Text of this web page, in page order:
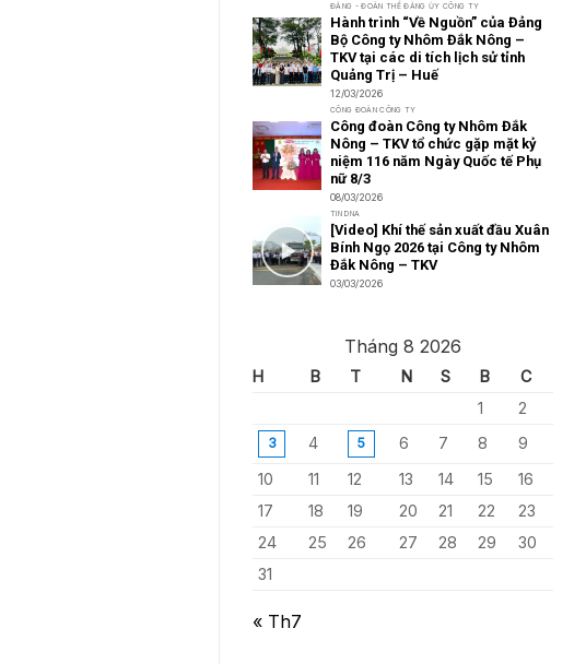
ĐẢNG - ĐOÀN THỂ ĐẢNG ỦY CÔNG TY
Hành trình “Về Nguồn” của Đảng
Bộ Công ty Nhôm Đắk Nông –
TKV tại các di tích lịch sử tỉnh
Quảng Trị – Huế
12/03/2026
CÔNG ĐOÀN CÔNG TY
Công đoàn Công ty Nhôm Đắk
Nông – TKV tổ chức gặp mặt kỷ
niệm 116 năm Ngày Quốc tế Phụ
nữ 8/3
08/03/2026
TIN DNA
[Video] Khí thế sản xuất đầu Xuân
Bính Ngọ 2026 tại Công ty Nhôm
Đắk Nông – TKV
03/03/2026
Tháng 8 2026
H B T N S B
C
1
2
3 4 5 6 7 8
9
10
11 12 13 14 15
16
17
18 19 20 21 22
23
24
25 26 27 28 29
30
31
« Th7